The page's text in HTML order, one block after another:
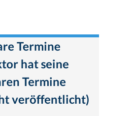
Termine
hat seine
Termine
veröffentlicht)